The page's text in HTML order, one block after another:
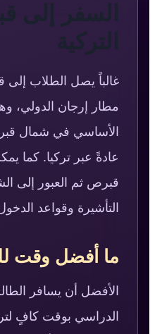
السفر إلى
غالباً يصل الطلاب إلى
مطار إرجان الدولي،
الأساسي في شمال
عادةً عبر تركيا. كما
قبرص ثم العبور إلى
التأشيرة وقواعد
ما أفضل وقت
الأفضل أن يسافر
الدراسي بوقت كافٍ